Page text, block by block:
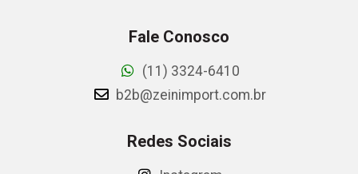
Fale Conosco
(11) 3324-6410
b2b@zeinimport.com.br
Redes Sociais